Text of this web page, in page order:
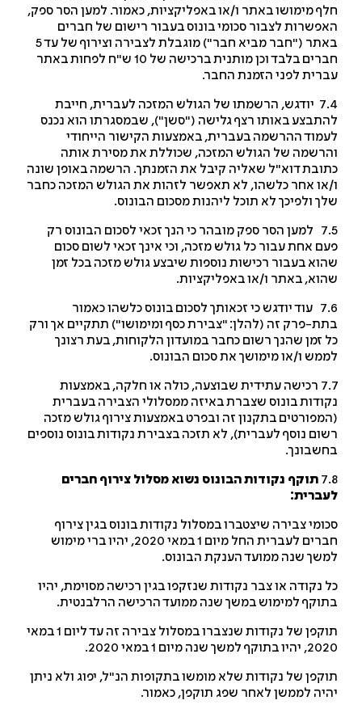
מימושו באתר ו/או באפליקציות, כאמור. למען הסר ספק,
לצבור סכומי בונוס בעבור רישום של חברים
באתר ("חבר מביא חבר") מוגבלת לצבירה וצירוף של עד 5
חברים בלבד וכן מותנית ברכישה של 10 ש"ח לפחות באתר
לפני הזמנת החבר.
7.4 יודגש, הרשמתו של הגולש המזכה לעברית, חייבת
באותו רצף גלישה ("סשן"), שבמסגרתו הוא נכנס
ההרשמה בעברית, באמצעות הקישור הייחודי
של הגולש המזכה, שכוללת את מסירת אותה
דוא"ל שאליה קיבל את הזמנתך. הרשמה באופן שונה
או אחר כלשהו, לא תאפשר לזהות את הגולש המזכה כחבר
ולפיכך לא תוכל ליהנות מסכום הבונוס.
7.5 למען הסר ספק מובהר כי הנך זכאי לסכום הבונוס רק
אחת עבור כל גולש מזכה, וכי אינך זכאי לשום סכום
בעבור רכישות נוספות שיבצע גולש מזכה בכל זמן
באתר ו/או באפליקציות.
7.6 עוד יודגש כי זכאותך לסכום בונוס כלשהו כאמור
פרק זה (להלן: "צבירת כסף ומימושו") תתקיים אך ורק
זמן שהנך רשום כחבר במועדון הלקוחות, בעת רצונך
ו/או מימושך את סכום הבונוס.
7.7 רכישה עתידית שבוצעה, כולה או חלקה, באמצעות
בונוס שצברת באיזה ממסלולי הצבירה בעברית
בתקנון זה ובפרט באמצעות צירוף גולש מזכה
נוסף לעברית), לא תזכה בצבירת נקודות בונוס נוספים
תוקף נקודות הבונוס נשוא מסלול צירוף חברים
צבירה שיצטברו במסלול נקודות בונוס בגין צירוף
חברים לעברית החל מיום 1 במאי 2020, יהיו ברי מימוש
שנה ממועד הענקת הבונוס.
נקודה או צבר נקודות שנזקפו בגין רכישה מסוימת, יהיו
למימוש במשך שנה ממועד הרכישה הרלבנטית.
תוקפן של נקודות שנצברו במסלול צבירה זה עד ליום 1 במאי
של נקודות שלא מומשו בתקופות הנ"ל, יפוג ולא ניתן
לממשן לאחר שפג תוקפן, כאמור.